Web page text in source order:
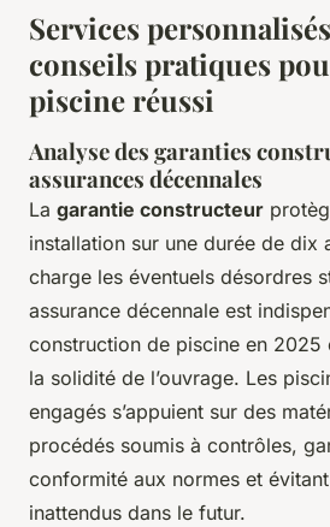
Services
conseils pratiques
piscine réussi
Analyse des garanties
assurances décennales
La garantie constructeur
installation sur une durée de dix
charge les éventuels désordres
assurance décennale est
construction de piscine en 2025
la solidité de l’ouvrage. Les
engagés s’appuient sur des
procédés soumis à contrôles,
conformité aux normes et
inattendus dans le futur.